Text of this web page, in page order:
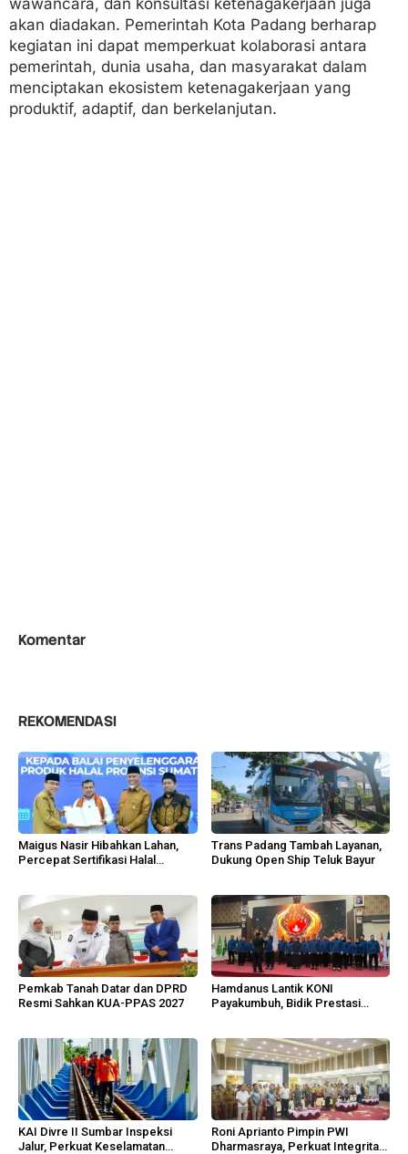
wawancara, dan konsultasi ketenagakerjaan juga
akan diadakan. Pemerintah Kota Padang berharap
kegiatan ini dapat memperkuat kolaborasi antara
pemerintah, dunia usaha, dan masyarakat dalam
menciptakan ekosistem ketenagakerjaan yang
produktif, adaptif, dan berkelanjutan.
Komentar
REKOMENDASI
Maigus Nasir Hibahkan Lahan,
Percepat Sertifikasi Halal
Trans Padang Tambah Layanan,
Dukung Open Ship Teluk Bayur
Pemkab Tanah Datar dan DPRD
Resmi Sahkan KUA-PPAS 2027
Hamdanus Lantik KONI
Payakumbuh, Bidik Prestasi
KAI Divre II Sumbar Inspeksi
Jalur, Perkuat Keselamatan
Roni Aprianto Pimpin PWI
Dharmasraya, Perkuat Integritas